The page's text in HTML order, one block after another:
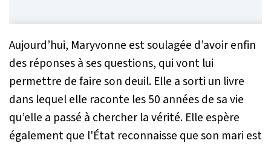
Aujourd’hui, Maryvonne est soulagée d’avoir enfin
des réponses à ses questions, qui vont lui
permettre de faire son deuil. Elle a sorti un livre
dans lequel elle raconte les 50 années de sa vie
qu’elle a passé à chercher la vérité. Elle espère
également que l'État reconnaisse que son mari est